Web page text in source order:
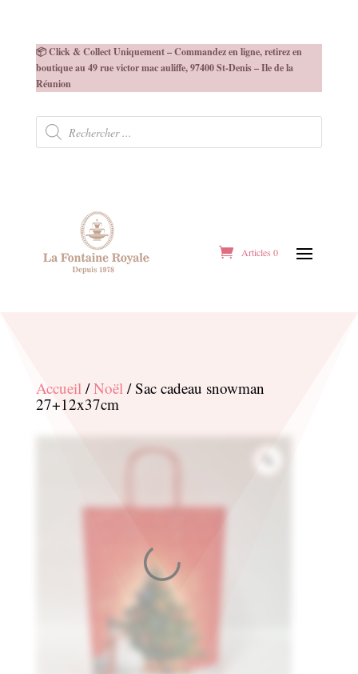
📦 Click & Collect Uniquement – Commandez en ligne, retirez en
boutique au 49 rue victor mac auliffe, 97400 St-Denis – Ile de la
Réunion
Recherche
produits
Articles 0
Accueil/Noël/ Sac cadeau snowman
27+12x37cm